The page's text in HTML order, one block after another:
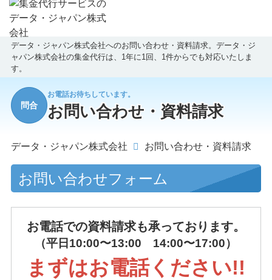
データ・ジャパン株式会社へのお問い合わせ・資料請求。データ・ジ
ャパン株式会社の集金代行は、1年に1回、1件からでも対応いたしま
す。
問合
お電話お待ちしています。
お問い合わせ・資料請求
データ・ジャパン株式会社 お問い合わせ・資料請求
お問い合わせフォーム
お電話での資料請求も承っております。
（平日10:00〜13:00 14:00〜17:00）
まずはお電話ください!!